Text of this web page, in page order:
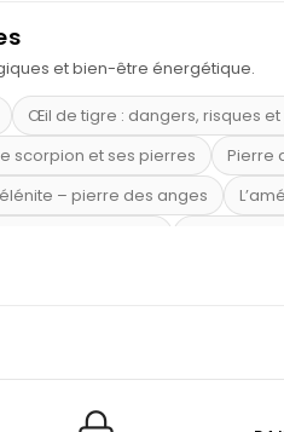
et bien-être énergétique.
Œil de tigre : dangers, risques
scorpion et ses pierres
Pierre
– pierre des anges